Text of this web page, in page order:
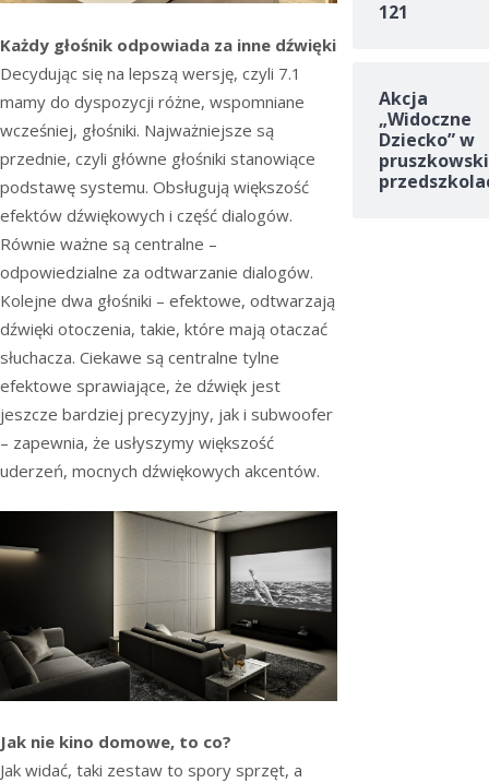
Każdy głośnik odpowiada za inne dźwięki
Decydując się na lepszą wersję, czyli 7.1
mamy do dyspozycji różne, wspomniane
wcześniej, głośniki. Najważniejsze są
przednie, czyli główne głośniki stanowiące
podstawę systemu. Obsługują większość
efektów dźwiękowych i część dialogów.
Równie ważne są centralne –
odpowiedzialne za odtwarzanie dialogów.
Kolejne dwa głośniki – efektowe, odtwarzają
dźwięki otoczenia, takie, które mają otaczać
słuchacza. Ciekawe są centralne tylne
efektowe sprawiające, że dźwięk jest
jeszcze bardziej precyzyjny, jak i subwoofer
– zapewnia, że usłyszymy większość
uderzeń, mocnych dźwiękowych akcentów.
Jak nie kino domowe, to co?
Jak widać, taki zestaw to spory sprzęt, a
121
Akcja
„Widoczne
Dziecko” w